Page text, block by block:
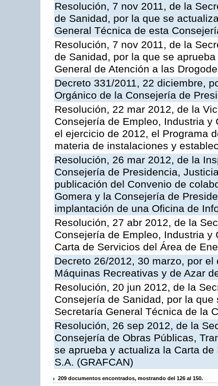
Resolución, 7 nov 2011, de la
de Sanidad, por la que se
General Técnica de esta
Resolución, 7 nov 2011, de la
de Sanidad, por la que se
General de Atención a las
Decreto 331/2011, 22 diciembre,
Orgánico de la Consejería de
Resolución, 22 mar 2012, de la
Consejería de Empleo, Industria
el ejercicio de 2012, el Programa
materia de instalaciones y
Resolución, 26 mar 2012, de la
Consejería de Presidencia,
publicación del Convenio de
Gomera y la Consejería de
implantación de una Oficina de
Resolución, 27 abr 2012, de la
Consejería de Empleo, Industria
Carta de Servicios del Área de
Decreto 26/2012, 30 marzo, por
Máquinas Recreativas y de Azar
Resolución, 20 jun 2012, de la
Consejería de Sanidad, por la
Secretaría General Técnica de la
Resolución, 26 sep 2012, de la
Consejería de Obras Públicas,
se aprueba y actualiza la Carta
S.A. (GRAFCAN)
209 documentos encontrados, mostrando del 126 al 150.